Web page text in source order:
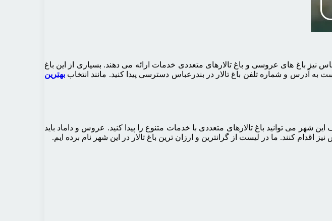
نیز باغ های عروسی و باغ تالارهای متعددی خدمات ارائه می دهند. بسیاری از این باغ
به آدرس و شماره تلفن باغ تالار در بندرعباس دسترسی پیدا کنید. مانند انتخاببهترین
می توانید باغ تالارهای متعددی با خدمات متنوع را پیدا کنید. عروس و داماد باید
اقدام کنند. ما در لیست از گرانترین و ارزان ترین باغ تالار در این شهر نام برده ایم.